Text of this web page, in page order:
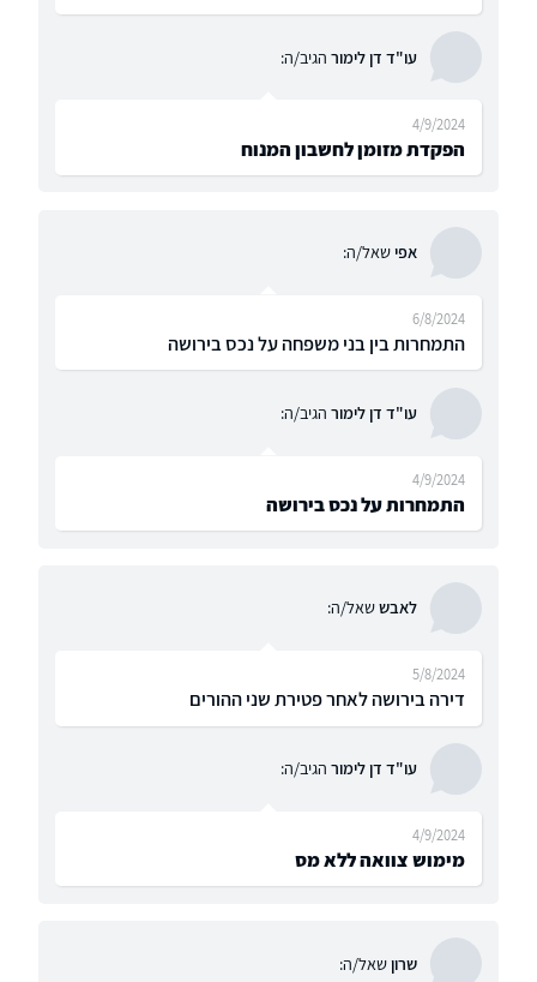
עו"ד דן לימור הגיב/ה:
הפקדת מזומן לחשבון המנוח
4/9/2024
אפישאל/ה:
התמחרות בין בני משפחה על נכס בירושה
6/8/2024
עו"ד דן לימור הגיב/ה:
התמחרות על נכס בירושה
4/9/2024
לאבששאל/ה:
דירה בירושה לאחר פטירת שני ההורים
5/8/2024
עו"ד דן לימור הגיב/ה:
מימוש צוואה ללא מס
4/9/2024
שרוןשאל/ה: